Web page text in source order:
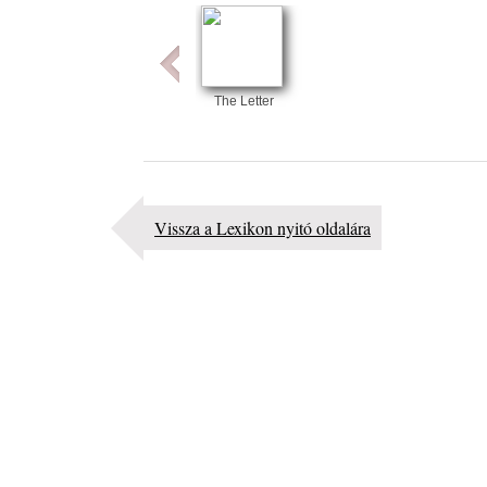
2026. augusztus 06.
X. BOHÉM JAZZFŐVÁROS fesztivál, Kecskemét,
augusztus 6-9.: 4 nap, 4 színpad, 10 ország
óra zene és tánc!
Magyar Jazz ABC – 541. rész: Juhász Márton
Jazz-rock albumok 1983-ból - John Scofield „Out
The Letter
Vissza a Lexikon nyitó oldalára